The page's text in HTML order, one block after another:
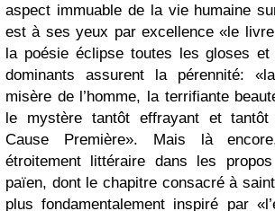
aspect immuable de la vie humaine
est à ses yeux par excellence «le
la poésie éclipse toutes les gloses
dominants assurent la pérennité:
misère de l’homme, la terrifiante
le mystère tantôt effrayant et
Cause Première». Mais là
étroitement littéraire dans les
païen, dont le chapitre consacré à
plus fondamentalement inspiré par